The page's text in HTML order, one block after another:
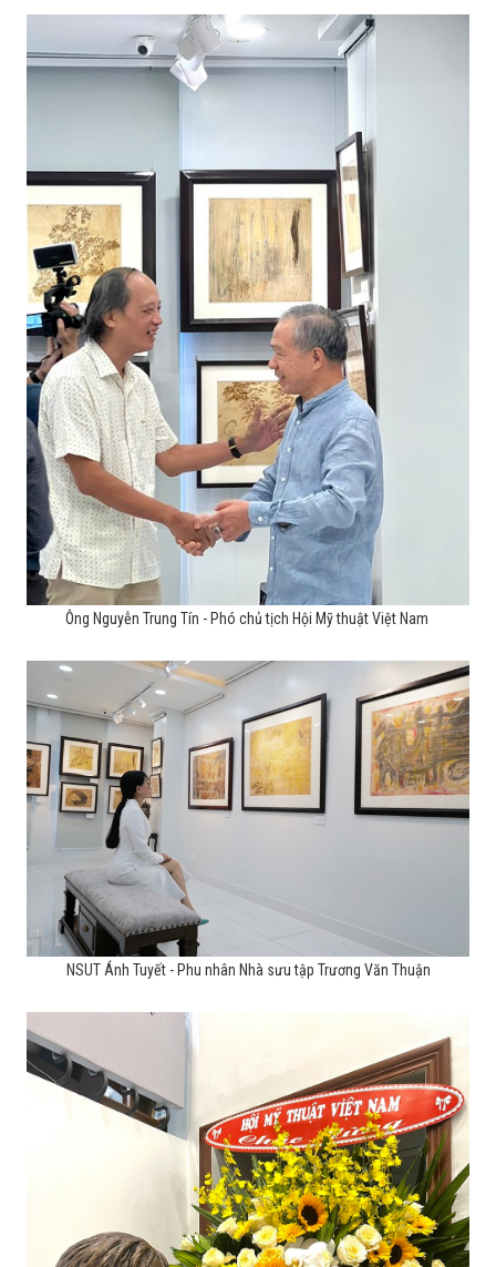
Ông Nguyễn Trung Tín - Phó chủ tịch Hội Mỹ thuật Việt Nam
NSUT Ánh Tuyết - Phu nhân Nhà sưu tập Trương Văn Thuận